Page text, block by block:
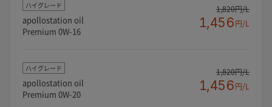
ハイグレード
apollostation oil
Premium 0W-16
1,820円/L
1,456円/L
ハイグレード
apollostation oil
Premium 0W-20
1,820円/L
1,456円/L